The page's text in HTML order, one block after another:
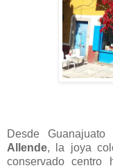
Desde
Allende, la joya
conservado